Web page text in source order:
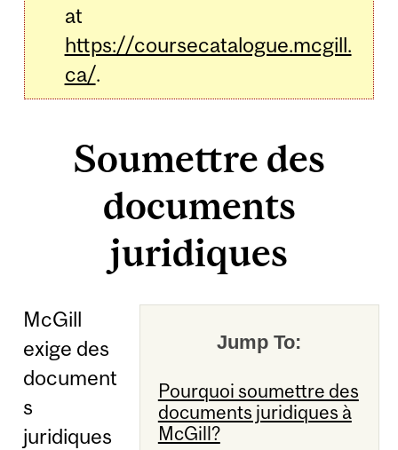
at
https://coursecatalogue.mcgill.
ca/.
Soumettre des
documents
juridiques
Jump To:
Pourquoi soumettre des
documents juridiques à
McGill?
McGill
exige des
document
s
juridiques